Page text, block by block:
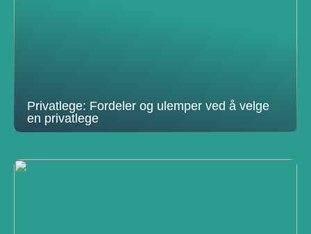
Privatlege: Fordeler og ulemper ved å velge
en privatlege